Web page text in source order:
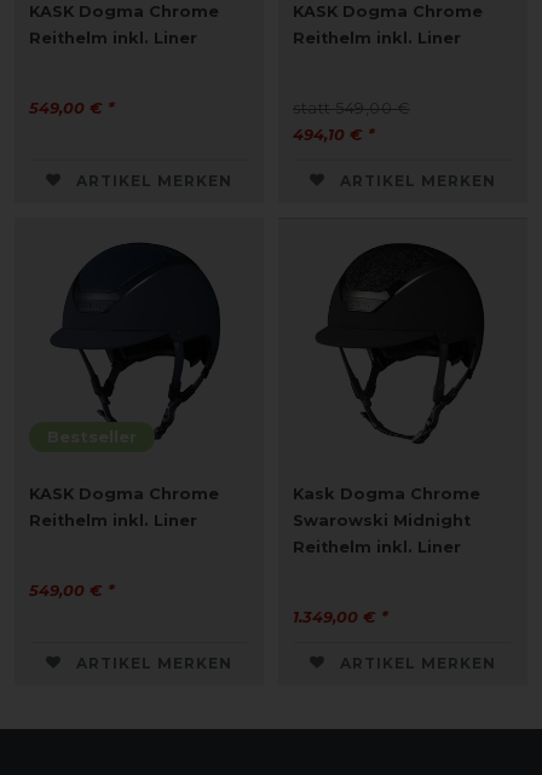
KASK Dogma Chrome
Reithelm inkl. Liner
549,00 € *
ARTIKEL MERKEN
KASK Dogma Chrome
Reithelm inkl. Liner
statt 549,00 €
494,10 € *
ARTIKEL MERKEN
Bestseller
KASK Dogma Chrome
Reithelm inkl. Liner
549,00 € *
ARTIKEL MERKEN
Kask Dogma Chrome
Swarowski Midnight
Reithelm inkl. Liner
1.349,00 € *
ARTIKEL MERKEN